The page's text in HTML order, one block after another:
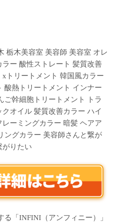
栃木美容室 美容師 美容室 オレ
ー 酸性ストレート 髪質改善
トリートメント 韓国風カラー
酸熱トリートメント インナー
ご幹細胞トリートメント トラ
オイル 髪質改善カラー ハイ
ーミングカラー 暗髪 ヘアア
ングカラー 美容師さんと繋が
がりたい
る「INFINI（アンフィニー）」